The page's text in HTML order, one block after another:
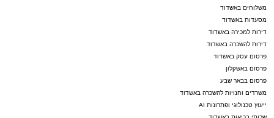
משלוחים באשדוד
מסעדות באשדוד
דירות למכירה באשדוד
דירות להשכרה באשדוד
פרסום עסק באשדוד
פרסום באשקלון
פרסום בבאר שבע
משרדים וחנויות להשכרה באשדוד
ייעוץ טכנולוגי ופתרונות AI